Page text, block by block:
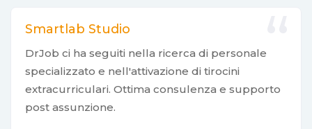
Smartlab Studio
DrJob ci ha seguiti nella ricerca di personale
specializzato e nell'attivazione di tirocini
extracurriculari. Ottima consulenza e supporto
post assunzione.